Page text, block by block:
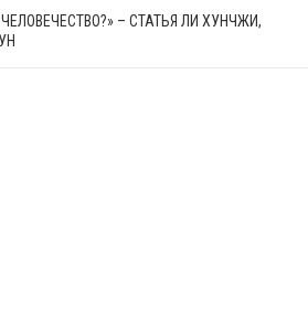
– СТАТЬЯ ЛИ ХУНЧЖИ,